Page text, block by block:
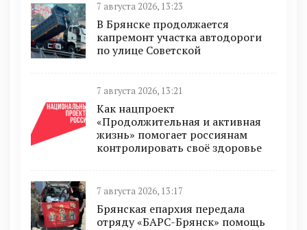
7 августа 2026, 13:23
В Брянске продолжается
капремонт участка автодороги
по улице Советской
7 августа 2026, 13:21
Как нацпроект
«Продолжительная и активная
жизнь» помогает россиянам
контролировать своё здоровье
7 августа 2026, 13:17
Брянская епархия передала
отряду «БАРС-Брянск» помощь